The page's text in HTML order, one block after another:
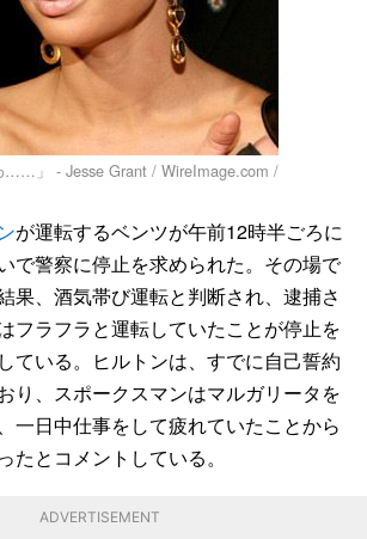
……」 - Jesse Grant / WireImage.com /
が運転するベンツが午前12時半ごろに
で警察に停止を求められた。その場で
果、酒気帯び運転と判断され、逮捕さ
フラフラと運転していたことが停止を
ている。ヒルトンは、すでに自己誓約
り、スポークスマンはマルガリータを
一日中仕事をして疲れていたことから
たとコメントしている。
ADVERTISEMENT